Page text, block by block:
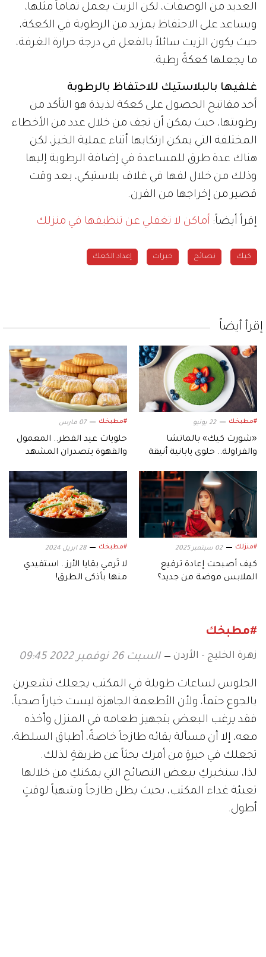
العديد من الوصفات، لكن الزيت يعمل تماماً مثلها،
ويساعد على الاحتفاظ بمزيد من الرطوبة في الكعكة،
حيث يكون الزيت سائلاً بالفعل في درجة حرارة الغرفة،
ما يجعلها كعكةً رطبة.
غلفيها بالبلاستيك للاحتفاظ بالرطوبة
أحد مفاتيح الحصول على كعكة لذيذة هو التأكد من
رطوبتها، حيث يمكن أن تجف من خلال عدد من الأخطاء
المختلفة التي يمكن ارتكابها أثناء عملية الخبز، لكن
هناك عدة طرق للمساعدة في إضافة الرطوبة إليها
وذلك من خلال لفها في غلاف بلاستيكي، بعد وقت
قصير من إخراجها من الفرن.
إقرأ أيضاً: أماكن لا تغفلي عن تنظيفها في منزلك
كيك نصائح خبرات إعداد الكعك
إقرأ أيضاً
#مطبخك 22 يونيو
«شورت كيك» بالماتشا
والفراولة.. حلوى يابانية أنيقة
#مطبخك 07 مارس
حلويات عيد الفطر.. المعمول
والقهوة يتصدران المشهد
#منزلك 02 سبتمبر 2025
كيف أصبحت إعادة ترقيع
الملابس موضة من جديد؟
#مطبخك 28 ابريل 2024
لا تُرمي بقايا الأرز.. استفيدي
منها بأذكى الطرق!
#مطبخك
زهرة الخليج - الأردن السبت 26 نوفمبر 2022 09:45
الجلوس لساعات طويلة في المكتب يجعلك تشعرين
بالجوع حتماً، ولأن الأطعمة الجاهزة ليست خياراً صحياً،
فقد يرغب البعض بتجهيز طعامه في المنزل وأخذه
معه، إلا أن مسألة بقائه طازجاً خاصةً، أطباق السلطة،
تجعلك في حيرةٍ من أمرك بحثاً عن طريقةٍ لذلك.
لذا، سنخبركِ ببعض النصائح التي يمكنكِ من خلالها
تعبئة غداء المكتب، بحيث يظل طازجاً وشهياً لوقتٍ
أطول.